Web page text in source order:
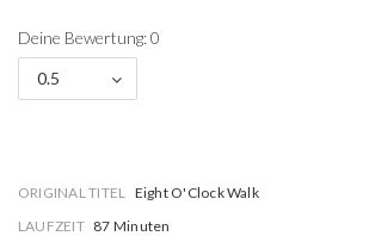
Deine Bewertung: 0
0.5
ORIGINAL TITEL Eight O'Clock Walk
LAUFZEIT 87 Minuten